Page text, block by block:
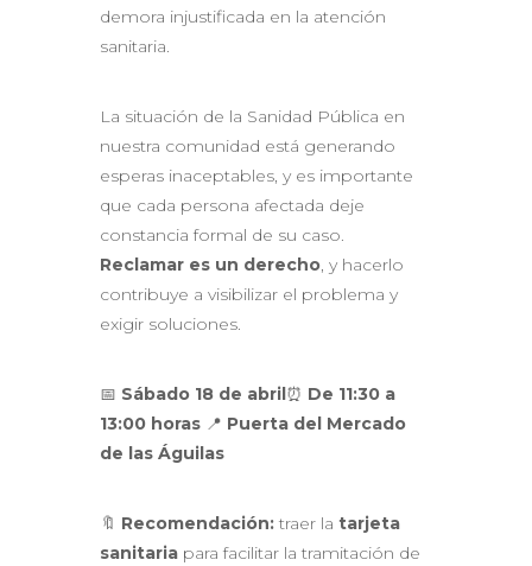
demora injustificada en la atención
sanitaria.
La situación de la Sanidad Pública en
nuestra comunidad está generando
esperas inaceptables, y es importante
que cada persona afectada deje
constancia formal de su caso.
Reclamar es un derecho, y hacerlo
contribuye a visibilizar el problema y
exigir soluciones.
📅 Sábado 18 de abril⏰ De 11:30 a
13:00 horas 📍 Puerta del Mercado
de las Águilas
🔖 Recomendación: traer la tarjeta
sanitaria para facilitar la tramitación de